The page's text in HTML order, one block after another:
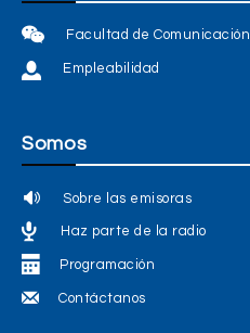
Facultad de Comunicación
Empleabilidad
Somos
Sobre las emisoras
Haz parte de la radio
Programación
Contáctanos